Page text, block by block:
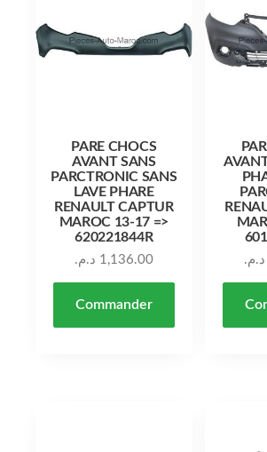
PARE CHOCS
AVANT SANS
PARCTRONIC SANS
LAVE PHARE
RENAULT CAPTUR
MAROC 13-17 =>
620221844R
1,136.00 د.م.
Commander
د.م.